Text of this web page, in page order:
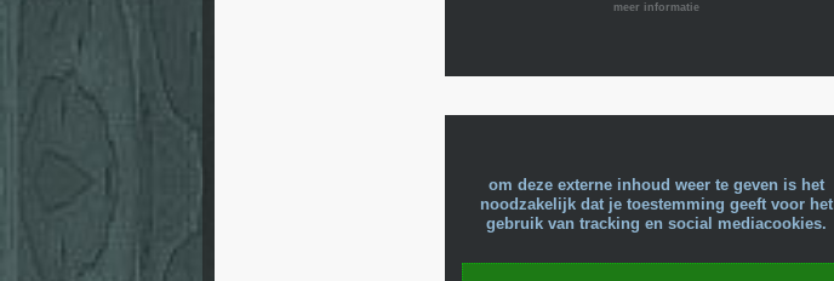
meer informatie
om deze externe inhoud weer te geven is het
noodzakelijk dat je toestemming geeft voor het
gebruik van tracking en social mediacookies.